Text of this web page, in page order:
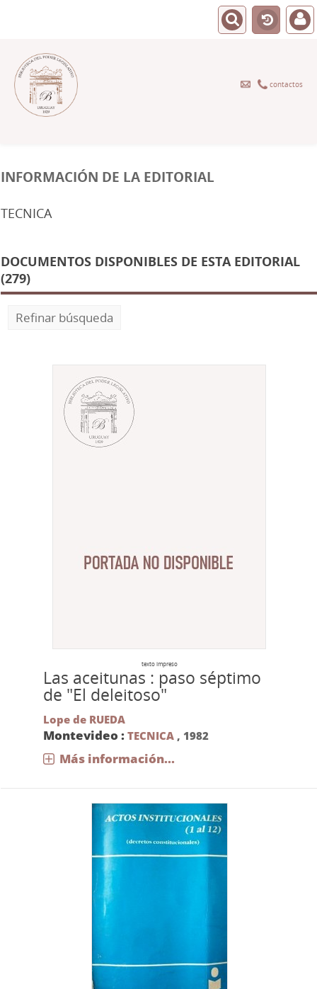
contactos
INFORMACIÓN DE LA EDITORIAL
TECNICA
DOCUMENTOS DISPONIBLES DE ESTA EDITORIAL
(279)
Refinar búsqueda
texto impreso
Las aceitunas : paso séptimo
de "El deleitoso"
Lope de RUEDA
Montevideo : TECNICA, 1982
Más información...